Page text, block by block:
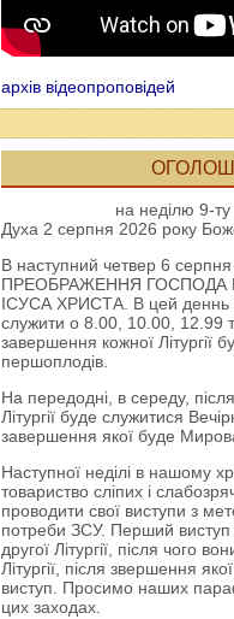
архів відеопроповідей
на неділю 9-ту
Духа 2 серпня 2026 року
В наступний четвер 6
ПРЕОБРАЖЕННЯ ГОСПОДА
ІСУСА ХРИСТА. В цей деннь
служити о 8.00, 10.00, 12.99
завершення кожної Літургії
першоплодів.
На передодні, в середу,
Літургії буде служитися
завершення якої буде
Наступної неділі в нашому
товариство сліпих і
проводити свої виступи з
потреби ЗСУ. Перший виступ
другої Літургії, після чого
Літургії, після звершення
виступ. Просимо наших
цих заходах.